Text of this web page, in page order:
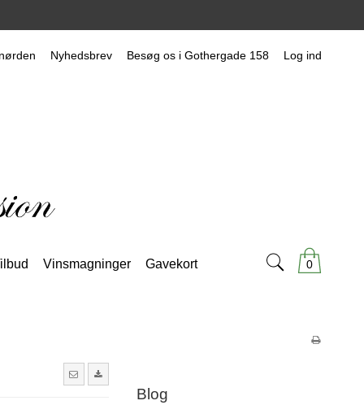
Nyhedsbrev Besøg os i Gothergade 158 Log ind
0
Vinsmagninger Gavekort
Blog